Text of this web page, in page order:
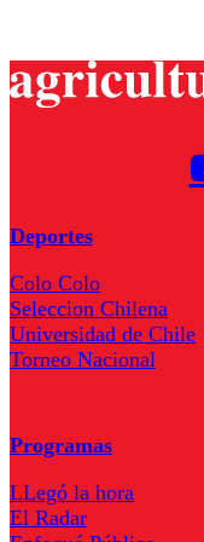
Deportes
Colo Colo
Seleccion Chilena
Universidad de Chile
Torneo Nacional
Programas
LLegó la hora
El Radar